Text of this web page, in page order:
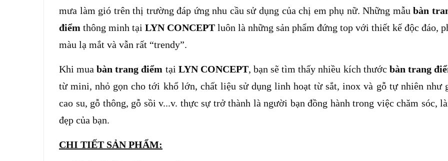
mưa làm gió trên thị trường đáp ứng nhu cầu sử dụng của chị em phụ nữ. Những mẫu bàn
điểm thông minh tại LYN CONCEPT luôn là những sản phẩm đứng top với thiết kế độc đáo,
màu lạ mắt và vẫn rất “trendy”.
Khi muabàn trang điểm tại LYN CONCEPT, bạn sẽ tìm thấy nhiều kích thước bàn trang
từ mini, nhỏ gọn cho tới khổ lớn, chất liệu sử dụng linh hoạt từ sắt, inox và gỗ tự nhiên như
cao su, gỗ thông, gỗ sồi v...v. thực sự trở thành là người bạn đồng hành trong việc chăm sóc,
đẹp của bạn.
CHI TIẾT SẢN PHẨM: